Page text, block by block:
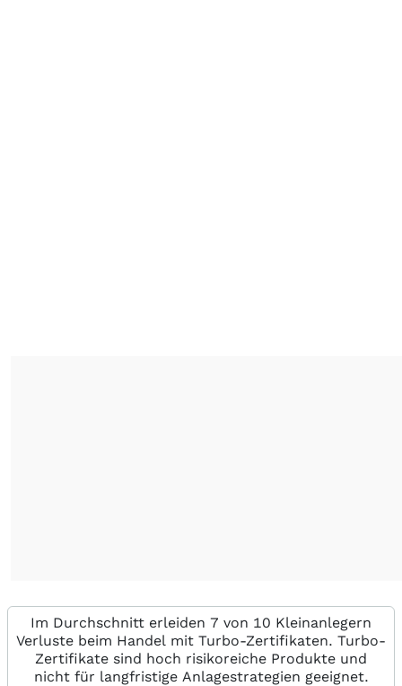
Im Durchschnitt erleiden 7 von 10 Kleinanlegern
Verluste beim Handel mit Turbo-Zertifikaten. Turbo-
Zertifikate sind hoch risikoreiche Produkte und
nicht für langfristige Anlagestrategien geeignet.